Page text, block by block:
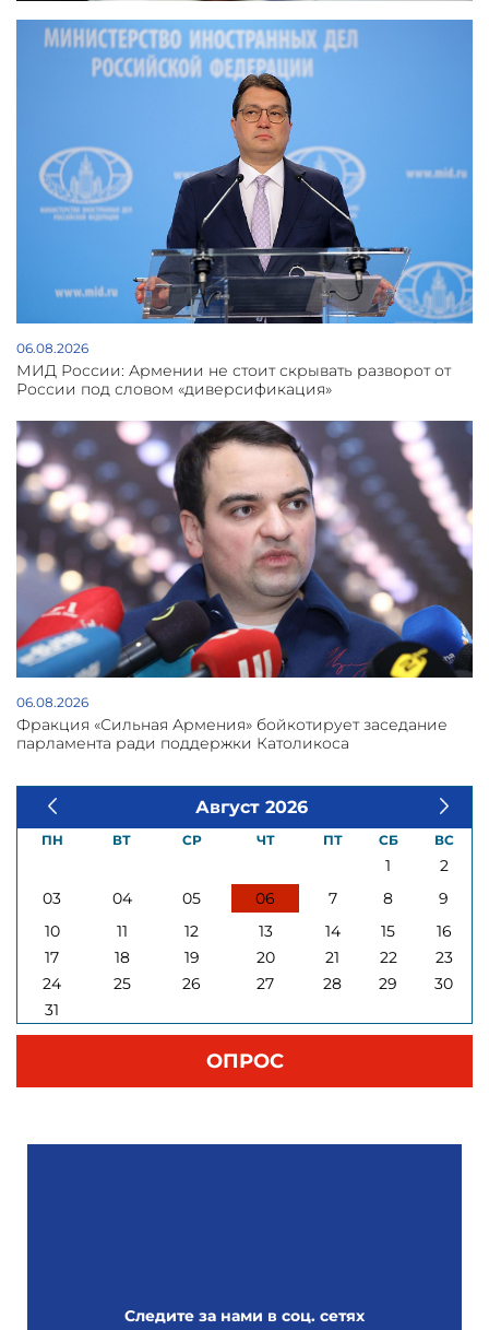
06.08.2026
МИД России: Армении не стоит скрывать разворот от
России под словом «диверсификация»
06.08.2026
Фракция «Сильная Армения» бойкотирует заседание
парламента ради поддержки Католикоса
Август 2026
ПН ВТ СР ЧТ ПТ СБ ВС
1
2
03
04 05 06 7 8
9
10
11 12 13 14 15
16
17
18 19 20 21 22
23
24
25 26 27 28 29
30
31
ОПРОС
Следите за нами в соц. сетях